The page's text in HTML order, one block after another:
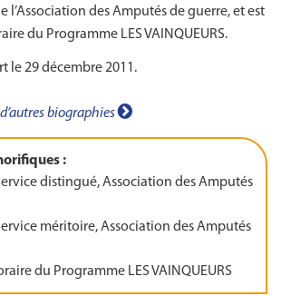
l’Association des Amputés de guerre, et est
du Programme LES VAINQUEURS.
le 29 décembre 2011.
biographies
:
distingué, Association des Amputés
méritoire, Association des Amputés
du Programme LES VAINQUEURS